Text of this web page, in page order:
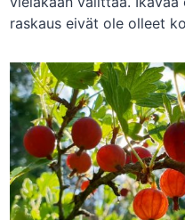
raskaus eivät ole olleet